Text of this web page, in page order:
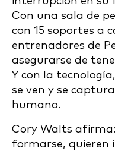
Con una sala de
con 15 soportes a
entrenadores de
asegurarse de
Y con la
se ven y se
humano.
Cory Walts
formarse, quieren